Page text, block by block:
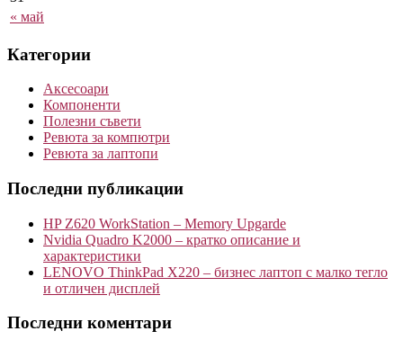
« май
Категории
Аксесоари
Компоненти
Полезни съвети
Ревюта за компютри
Ревюта за лаптопи
Последни публикации
HP Z620 WorkStation – Memory Upgarde
Nvidia Quadro K2000 – кратко описание и
характеристики
LENOVO ThinkPad X220 – бизнес лаптоп с малко тегло
и отличен дисплей
Последни коментари